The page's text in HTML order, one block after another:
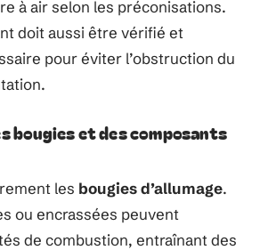
à air selon les préconisations.
doit aussi être vérifié et
pour éviter l’obstruction du
bougies et des composants
les bougies d’allumage.
ou encrassées peuvent
de combustion, entraînant des